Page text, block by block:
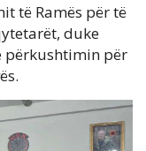
të Ramës për të
duke
përkushtimin për